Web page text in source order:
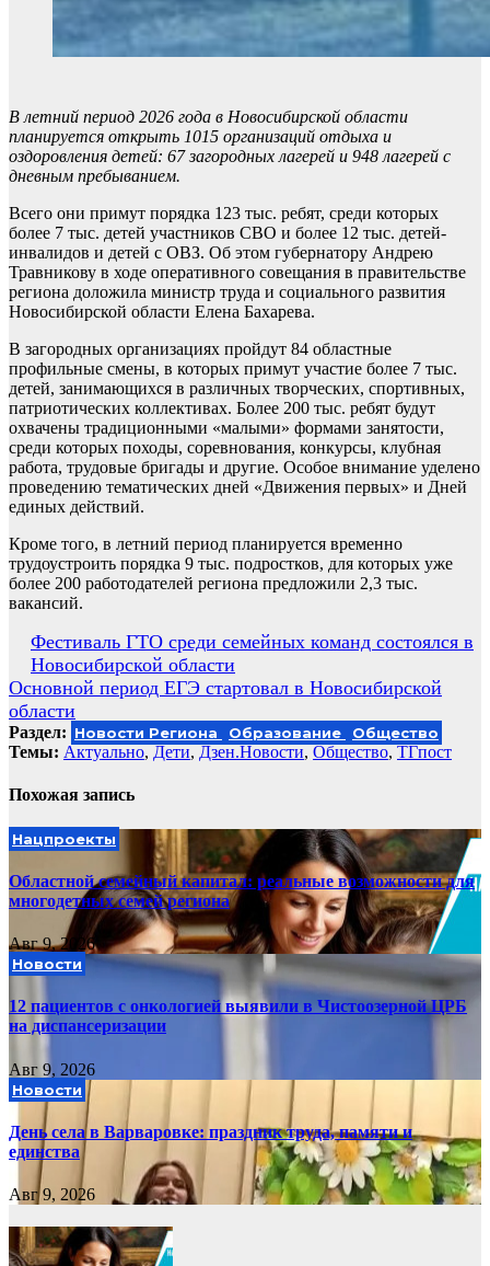
В летний период 2026 года в Новосибирской области
планируется открыть 1015 организаций отдыха и
оздоровления детей: 67 загородных лагерей и 948 лагерей с
дневным пребыванием.
Всего они примут порядка 123 тыс. ребят, среди которых
более 7 тыс. детей участников СВО и более 12 тыс. детей-
инвалидов и детей с ОВЗ. Об этом губернатору Андрею
Травникову в ходе оперативного совещания в правительстве
региона доложила министр труда и социального развития
Новосибирской области Елена Бахарева.
В загородных организациях пройдут 84 областные
профильные смены, в которых примут участие более 7 тыс.
детей, занимающихся в различных творческих, спортивных,
патриотических коллективах. Более 200 тыс. ребят будут
охвачены традиционными «малыми» формами занятости,
среди которых походы, соревнования, конкурсы, клубная
работа, трудовые бригады и другие. Особое внимание уделено
проведению тематических дней «Движения первых» и Дней
единых действий.
Кроме того, в летний период планируется временно
трудоустроить порядка 9 тыс. подростков, для которых уже
более 200 работодателей региона предложили 2,3 тыс.
вакансий.
Навигация
по
записям
Фестиваль ГТО среди семейных команд состоялся в
Новосибирской области
Основной период ЕГЭ стартовал в Новосибирской
области
Раздел: Новости Региона Образование Общество
Темы: Актуально, Дети, Дзен.Новости, Общество, ТГпост
Похожая запись
Нацпроекты
Областной семейный капитал: реальные возможности для
многодетных семей региона
Авг 9, 2026
Новости
12 пациентов с онкологией выявили в Чистоозерной ЦРБ
на диспансеризации
Авг 9, 2026
Новости
День села в Варваровке: праздник труда, памяти и
единства
Авг 9, 2026